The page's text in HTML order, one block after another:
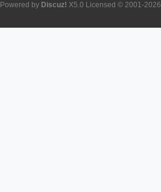
Powered by Discuz! X5.0 Licensed © 2001-2026